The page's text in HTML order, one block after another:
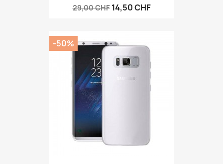
29,00 CHF 14,50 CHF
-50%